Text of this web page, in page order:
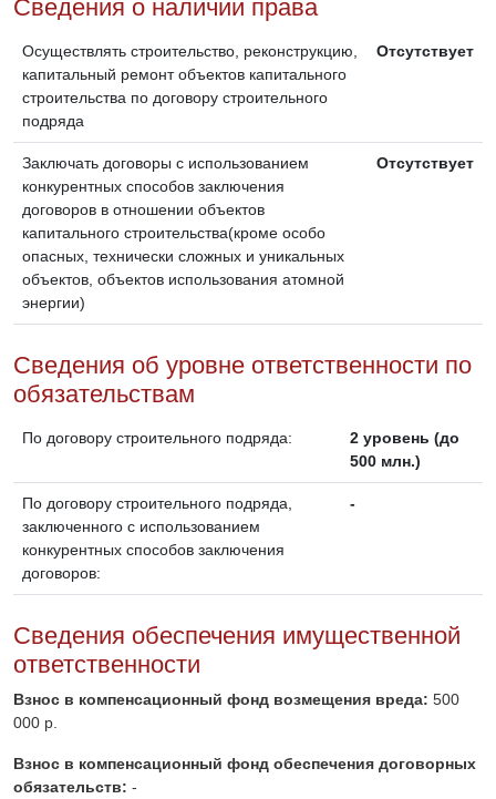
Сведения о наличии права
Осуществлять строительство, реконструкцию,
капитальный ремонт объектов капитального
строительства по договору строительного
подряда
Отсутствует
Заключать договоры с использованием
конкурентных способов заключения
договоров в отношении объектов
капитального строительства(кроме особо
опасных, технически сложных и уникальных
объектов, объектов использования атомной
энергии)
Отсутствует
Сведения об уровне ответственности по
обязательствам
По договору строительного подряда:
2 уровень (до
500 млн.)
По договору строительного подряда,
заключенного с использованием
конкурентных способов заключения
договоров:
-
Сведения обеспечения имущественной
ответственности
Взнос в компенсационный фонд возмещения вреда: 500
000 р.
Взнос в компенсационный фонд обеспечения договорных
обязательств: -